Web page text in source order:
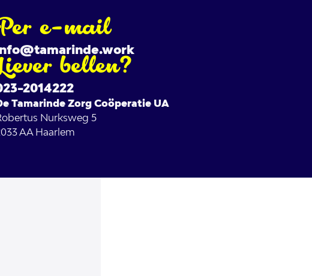
e-mail
bellen?
2014222
Tamarinde Zorg Coöperatie UA
Nurksweg 5
AA Haarlem